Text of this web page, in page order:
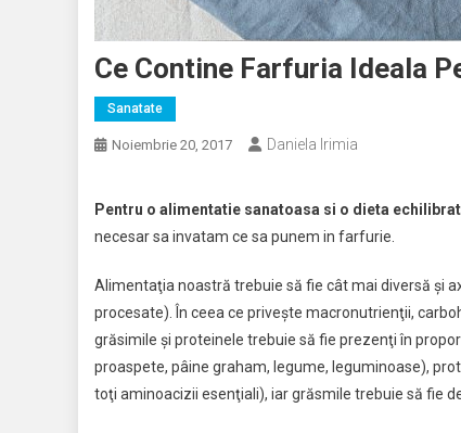
Ce Contine Farfuria Ideala
Sanatate
Noiembrie 20, 2017 Daniela Irimia
Pentru o alimentatie sanatoasa si o dieta
necesar sa invatam ce sa punem in farfurie.
Alimentaţia noastră trebuie să fie cât mai diversă şi
procesate). În ceea ce priveşte macronutrienţii,
grăsimile şi proteinele trebuie să fie prezenţi în
proaspete, pâine graham, legume, leguminoase),
toţi aminoacizii esenţiali), iar grăsmile trebuie să fie